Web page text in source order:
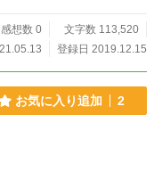
感想数 0
文字数 113,520
登録日 2019.12.15
お気に入り追加 2